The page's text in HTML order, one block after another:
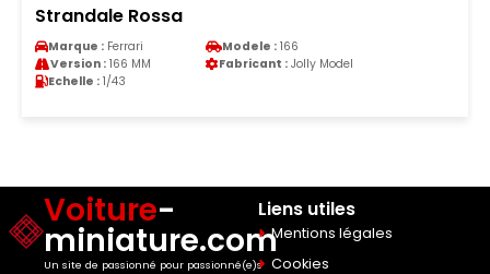
Strandale Rossa
Marque : Ferrari Modele : 166
Version : 166 MM Fabricant : Jolly Model
Echelle : 1/43
Voiture-
miniature.com
Un site de passionné pour passionné(e)s
Liens utiles
Mentions légales
Cookies